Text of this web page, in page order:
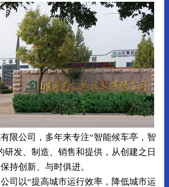
限公司，多年来专注“智能候车亭，智
研发、制造、销售和提供，从创建之日
持创新、与时俱进。
司以“提高城市运行效率，降低城市运